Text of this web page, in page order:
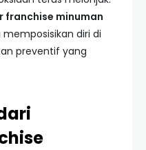
minuman
memposisikan diri di
preventif yang